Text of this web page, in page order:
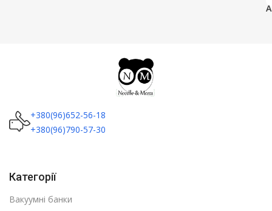
+380(96)652-56-18
+380(96)790-57-30
Категорії
Вакуумні банки